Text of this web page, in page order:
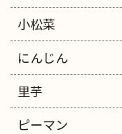
小松菜
にんじん
里芋
ピーマン